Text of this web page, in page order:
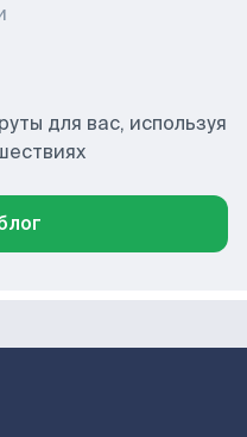
для вас, используя